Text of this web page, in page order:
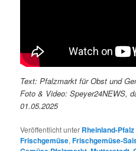
Text: Pfalzmarkt für Obst und
Foto & Video: Speyer24NEWS,
01.05.2025
Veröffentlicht unter Rheinland-Pfalz
Frischgemüse,Frischgemüse-